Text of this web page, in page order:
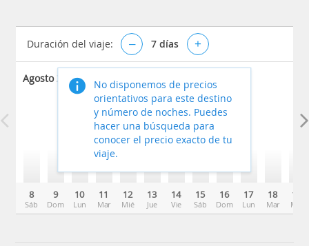
Duración del viaje: – 7 días +
Agosto 2026
8
Sáb
9
Dom
10
Lun
11
Mar
12
Mié
13
Jue
14
Vie
15
Sáb
16
Dom
17
Lun
18
Mar
19
Mié
No disponemos de precios
orientativos para este destino
y número de noches. Puedes
hacer una búsqueda para
conocer el precio exacto de tu
viaje.